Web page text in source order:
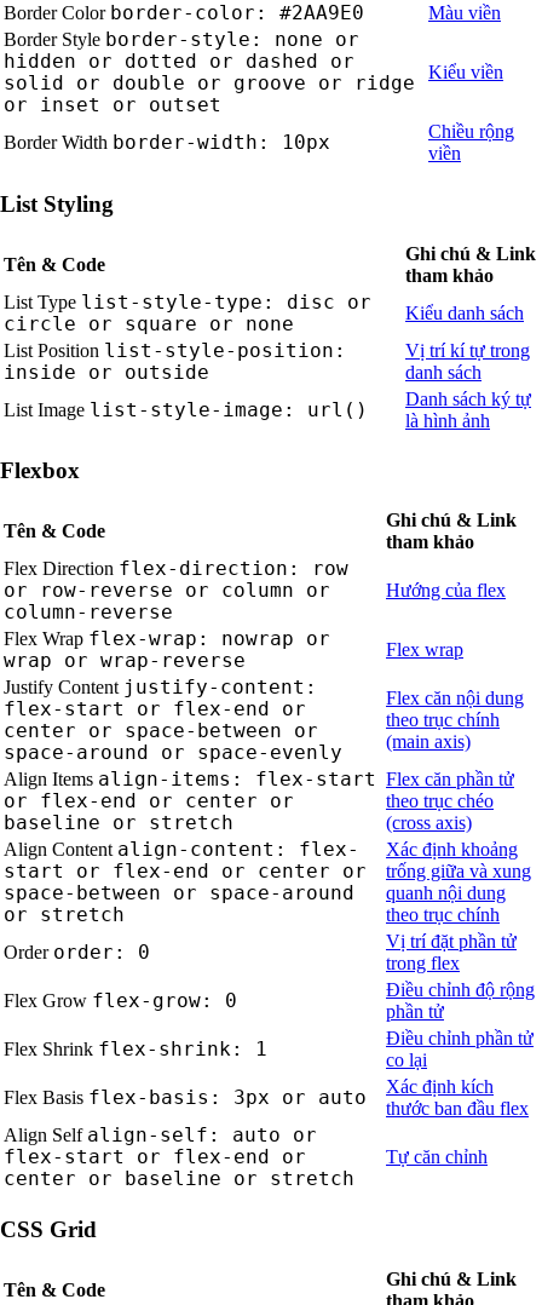
Border Color border-color: #2AA9E0
Màu viền
Border Style border-style: none or
hidden or dotted or dashed or
solid or double or groove or ridge
or inset or outset
Kiểu viền
Border Width border-width: 10px
Chiều rộng
viền
List Styling
Tên & Code
Ghi chú & Link
tham khảo
List Type list-style-type: disc or
circle or square or none
Kiểu danh sách
List Position list-style-position:
inside or outside
Vị trí kí tự trong
danh sách
List Image list-style-image: url()
Danh sách ký tự
là hình ảnh
Flexbox
Tên & Code
Ghi chú & Link
tham khảo
Flex Direction flex-direction: row
or row-reverse or column or
column-reverse
Hướng của flex
Flex Wrap flex-wrap: nowrap or
wrap or wrap-reverse
Flex wrap
Justify Content justify-content:
flex-start or flex-end or
center or space-between or
space-around or space-evenly
Flex căn nội dung
theo trục chính
(main axis)
Align Items align-items: flex-start
or flex-end or center or
baseline or stretch
Flex căn phần tử
theo trục chéo
(cross axis)
Align Content align-content: flex-
start or flex-end or center or
space-between or space-around
or stretch
Xác định khoảng
trống giữa và xung
quanh nội dung
theo trục chính
Order order: 0
Vị trí đặt phần tử
trong flex
Flex Grow flex-grow: 0
Điều chỉnh độ rộng
phần tử
Flex Shrink flex-shrink: 1
Điều chỉnh phần tử
co lại
Flex Basis flex-basis: 3px or auto
Xác định kích
thước ban đầu flex
Align Self align-self: auto or
flex-start or flex-end or
center or baseline or stretch
Tự căn chỉnh
CSS Grid
Tên & Code
Ghi chú & Link
tham khảo